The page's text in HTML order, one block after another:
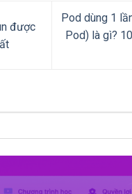
được
Pod dùng 1
Pod) là gì?